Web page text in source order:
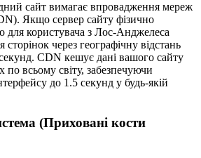
сайт вимагає впровадження мереж
Якщо сервер сайту фізично
для користувача з Лос-Анджелеса
через географічну відстань
CDN кешує дані вашого сайту
по всьому світу, забезпечуючи
до 1.5 секунд у будь-якій
(Приховані кости